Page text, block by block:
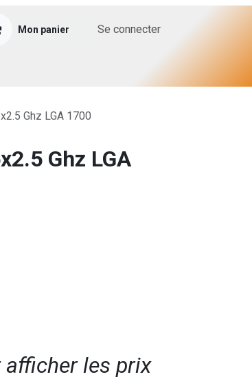
Mon panier Se connecter
Ghz LGA 1700
Ghz LGA
afficher les prix​